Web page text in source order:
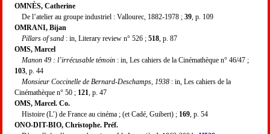
OMNÈS, Catherine
De l’atelier au groupe industriel : Vallourec, 1882-1978 ; 39 , p. 109
OMRANI, Bijan
Pillars of sand : in, Literary review n° 526 ; 518 , p. 87
OMS, Marcel
Manon 49 : l’irrécusable témoin : in, Les cahiers de la Cinémathèque n° 46/47 ;
103 , p. 44
Monsieur Coccinelle de Bernard-Deschamps, 1938 : in, Les cahiers de la
Cinémathèque n° 50 ; 121 , p. 47
OMS, Marcel. Co.
Histoire (L’) de France au cinéma ; (et Cadé, Guibert) ; 169 , p. 54
ONO-DIT-BIO, Christophe. Préf.